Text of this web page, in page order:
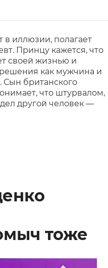
в иллюзии, полагает
Принцу кажется, что
своей жизнью и
как мужчина и
Сын британского
что штурвалом,
другой человек —
тоже